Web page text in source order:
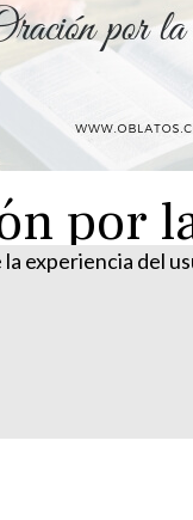
por
experiencia del